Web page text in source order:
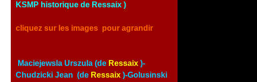
KSMP historique de Ressaix )
cliquez sur les images pour agrandir
Maciejewsla Urszula (de Ressaix )-
Chudzicki Jean (de Ressaix )-Golusinski